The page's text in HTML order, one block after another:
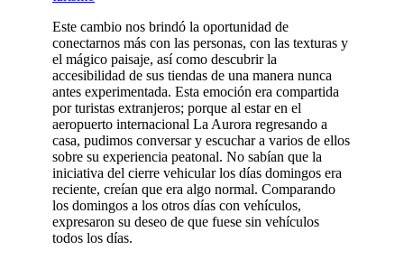
Este cambio nos brindó la oportunidad de
conectarnos más con las personas, con las texturas y
el mágico paisaje, así como descubrir la
accesibilidad de sus tiendas de una manera nunca
antes experimentada. Esta emoción era compartida
por turistas extranjeros; porque al estar en el
aeropuerto internacional La Aurora regresando a
casa, pudimos conversar y escuchar a varios de ellos
sobre su experiencia peatonal. No sabían que la
iniciativa del cierre vehicular los días domingos era
reciente, creían que era algo normal. Comparando
los domingos a los otros días con vehículos,
expresaron su deseo de que fuese sin vehículos
todos los días.